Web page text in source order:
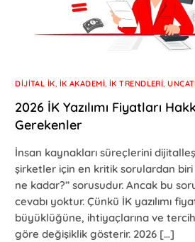
DIJITAL İK, İK AKADEMI, İK TRENDLERI,
2026 İK Yazılımı Fiyatları
Gerekenler
İnsan kaynakları süreçlerini
şirketler için en kritik sorulardan biri
ne kadar?” sorusudur. Ancak bu
cevabı yoktur. Çünkü İK yazılımı
büyüklüğüne, ihtiyaçlarına ve
göre değişiklik gösterir. 2026 […]